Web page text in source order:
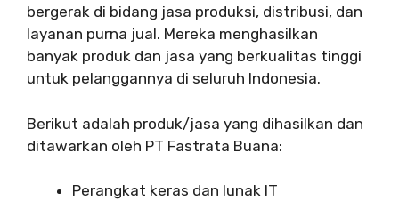
bergerak di bidang jasa produksi, distribusi, dan
layanan purna jual. Mereka menghasilkan
banyak produk dan jasa yang berkualitas tinggi
untuk pelanggannya di seluruh Indonesia.
Berikut adalah produk/jasa yang dihasilkan dan
ditawarkan oleh PT Fastrata Buana:
Perangkat keras dan lunak IT